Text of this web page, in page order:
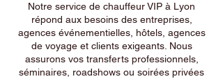
Notre service de chauffeur VIP à Lyon
répond aux besoins des entreprises,
agences événementielles, hôtels, agences
de voyage et clients exigeants. Nous
assurons vos transferts professionnels,
séminaires, roadshows ou soirées privées